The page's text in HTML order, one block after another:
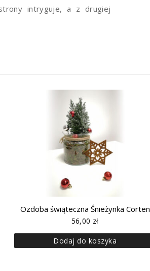
intryguje, a z drugiej
Ozdoba świąteczna Śnieżynka Corten
56,00 zł
Dodaj do koszyka